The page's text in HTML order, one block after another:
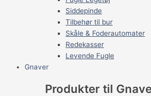
Siddepinde
Tilbehør til bur
Skåle & Foderautomater
Redekasser
Levende Fugle
Gnaver
Produkter til